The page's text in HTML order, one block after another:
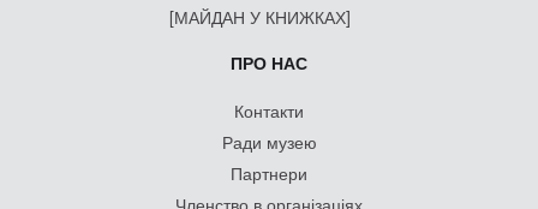
[МАЙДАН У КНИЖКАХ]
ПРО НАС
Контакти
Ради музею
Партнери